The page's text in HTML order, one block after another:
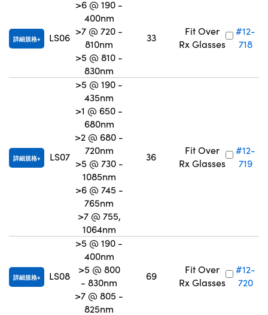
詳細規格 LS06
>6 @ 190 -
400nm
>7 @ 720 -
810nm
>5 @ 810 -
830nm
33
Fit Over
Rx Glasses
#12-
718
詳細規格 LS07
>5 @ 190 -
435nm
>1 @ 650 -
680nm
>2 @ 680 -
720nm
>5 @ 730 -
1085nm
>6 @ 745 -
765nm
>7 @ 755,
1064nm
36
Fit Over
Rx Glasses
#12-
719
詳細規格 LS08
>5 @ 190 -
400nm
>5 @ 800
- 830nm
>7 @ 805 -
825nm
69
Fit Over
Rx Glasses
#12-
720